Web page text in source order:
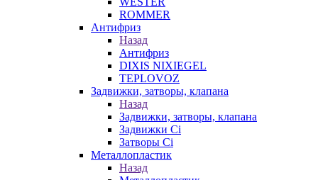
ROMMER
Антифриз
Назад
Антифриз
DIXIS NIXIEGEL
TEPLOVOZ
Задвижки, затворы, клапана
Назад
Задвижки, затворы, клапана
Задвижки Ci
Затворы Ci
Металлопластик
Назад